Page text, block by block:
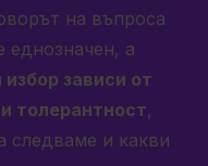
на въпроса
еднозначен, а
зависи от
толерантност,
следваме и какви